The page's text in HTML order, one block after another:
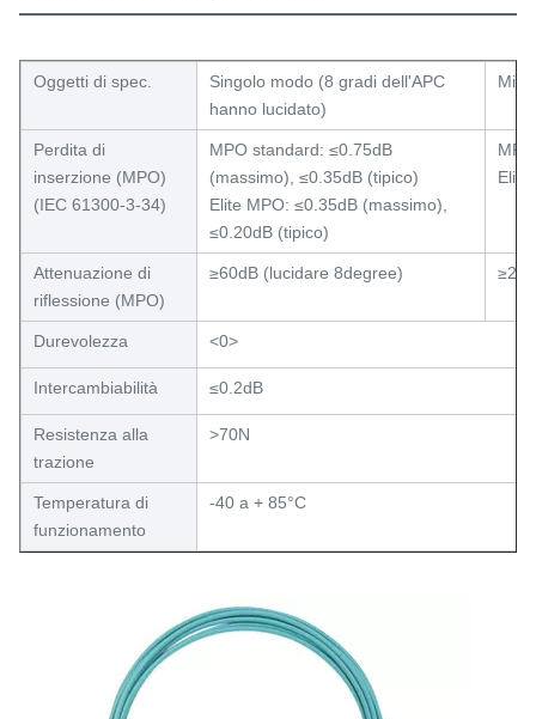
Oggetti di spec.
Singolo modo (8 gradi dell'APC
hanno lucidato)
Perdita di
inserzione (MPO)
(IEC 61300-3-34)
MPO standard: ≤0.75dB
(massimo), ≤0.35dB (tipico)
Elite MPO: ≤0.35dB (massimo),
≤0.20dB (tipico)
Elite
Attenuazione di
riflessione (MPO)
≥60dB (lucidare 8degree)
Durevolezza <0>
Intercambiabilità ≤0.2dB
Resistenza alla
trazione
>70N
Temperatura di
funzionamento
-40 a + 85°C